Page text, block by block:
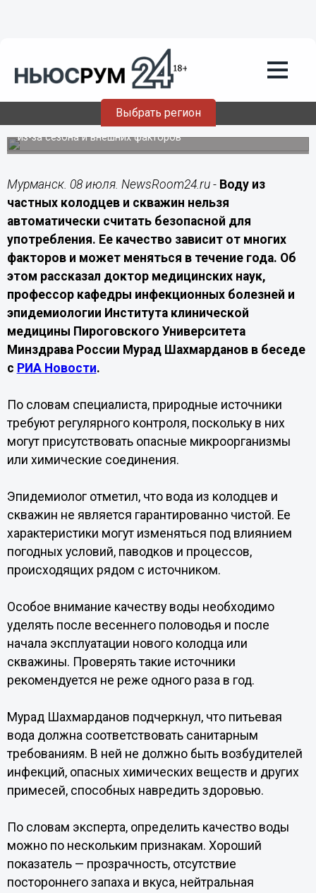
Выбрать регион
Эпидемиолог Шахмарданов рассказал
северянам об опасности воды из
скважин
Специалист отметил, что состав воды может изменяться
из-за сезона и внешних факторов
Мурманск. 08 июля. NewsRoom24.ru - Воду из
частных колодцев и скважин нельзя
автоматически считать безопасной для
употребления. Ее качество зависит от многих
факторов и может меняться в течение года. Об
этом рассказал доктор медицинских наук,
профессор кафедры инфекционных болезней и
эпидемиологии Института клинической
медицины Пироговского Университета
Минздрава России Мурад Шахмарданов в беседе
с РИА Новости.
По словам специалиста, природные источники
требуют регулярного контроля, поскольку в них
могут присутствовать опасные микроорганизмы
или химические соединения.
Эпидемиолог отметил, что вода из колодцев и
скважин не является гарантированно чистой. Ее
характеристики могут изменяться под влиянием
погодных условий, паводков и процессов,
происходящих рядом с источником.
Особое внимание качеству воды необходимо
уделять после весеннего половодья и после
начала эксплуатации нового колодца или
скважины. Проверять такие источники
рекомендуется не реже одного раза в год.
Мурад Шахмарданов подчеркнул, что питьевая
вода должна соответствовать санитарным
требованиям. В ней не должно быть возбудителей
инфекций, опасных химических веществ и других
примесей, способных навредить здоровью.
По словам эксперта, определить качество воды
можно по нескольким признакам. Хороший
показатель — прозрачность, отсутствие
постороннего запаха и вкуса, нейтральная